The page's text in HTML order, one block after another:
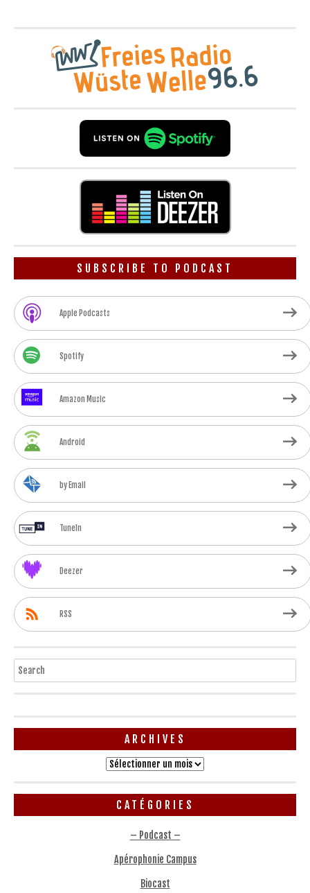
SUBSCRIBE TO PODCAST
Apple Podcasts
Spotify
Amazon Music
Android
by Email
TuneIn
Deezer
RSS
Search
ARCHIVES
Archives
CATÉGORIES
– Podcast –
Apérophonie Campus
Biocast